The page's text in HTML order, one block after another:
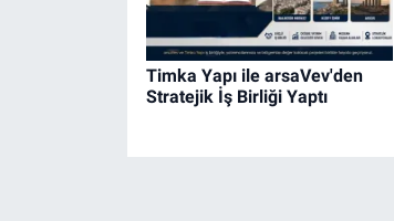
Timka Yapı ile arsaVev'den
Stratejik İş Birliği Yaptı